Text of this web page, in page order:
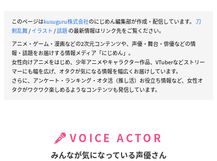
このページはkusuguru株式会社のにじめん編集部が作成・配信しています。 刀
剣乱舞/イラスト /話題の最新情報はリンク先をご覧ください。
アニメ・ゲーム・漫画などの2次元コンテンツや、声優・舞台・俳優などの情
報・話題をお届けする情報メディア「にじめん」。
女性向けアニメをはじめ、少年アニメやキャラクター作品、VTuberなどストリー
マーにも幅を広げ、オタクが気になる情報を幅広くお届けしています。
さらに、アンケート・ランキング・オタ活（推し活）お役立ち情報など、女性オ
タクがワクワク楽しめるようなコンテンツも発信しています。
VOICE ACTOR
みんなが気になっている声優さん